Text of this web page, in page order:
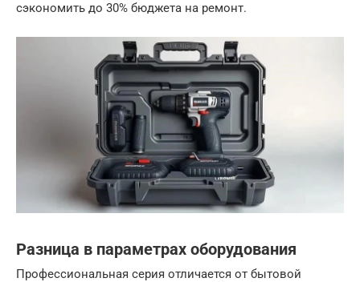
сэкономить до 30% бюджета на ремонт.
Разница в параметрах оборудования
Профессиональная серия отличается от бытовой